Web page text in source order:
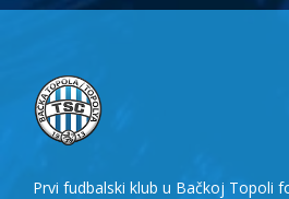
Prvi fudbalski klub u Bačkoj Topoli